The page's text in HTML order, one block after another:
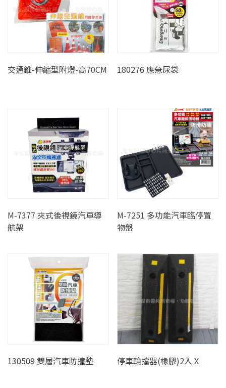
交通錐-伸縮型附燈-高70CM 180276 應急尿袋
M-7377 夾式後視鏡汽車導
航架
M-7251 多功能汽車臨停置
物盤
130509 雙層汽車防撞墊 停車輪擋器(橡膠)2入 X